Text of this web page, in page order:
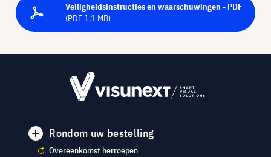
Veiligheidsinstructies en waarschuwingen - PDF
(PDF 1.1 MB)
Rondom uw bestelling
Overeenkomst herroepen